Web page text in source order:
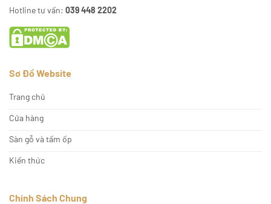
Hotline tư vấn: 039 448 2202
Sơ Đồ Website
Trang chủ
Cửa hàng
Sàn gỗ và tấm ốp
Kiến thức
Chính Sách Chung